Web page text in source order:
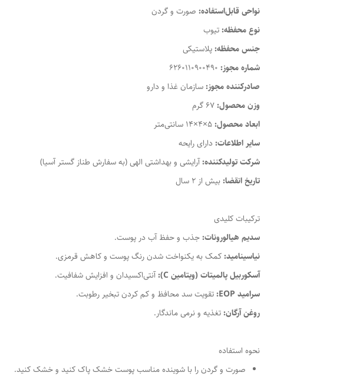
نواحی قابل‌استفاده: صورت و گردن
نوع محفظه:تیوب
جنس محفظه:پلاستیکی
شماره مجوز:
صادرکننده مجوز:سازمان غذا و دارو
وزن محصول:
ابعاد محصول:
سایر اطلاعات:دارای رایحه
شرکت تولیدکننده:آرایشی و بهداشتی الهی (به سفارش طناز گستر آسیا)
تاریخ انقضا:بیش از 2 سال
ترکیبات کلیدی
سدیم هیالورونات:جذب و حفظ آب در پوست.
نیاسینامید:کمک به یکنواخت شدن رنگ پوست و کاهش قرمزی.
آسکوربیل پالمیتات (ویتامین C):
آنتی‌اکسیدان و افزایش شفافیت.
سرامید EOP:
تقویت سد محافظ و کم کردن تبخیر رطوبت.
روغن آرگان:تغذیه و نرمی ماندگار.
نحوه استفاده
صورت و گردن را با شوینده مناسب پوست خشک پاک کنید و خشک کنید.